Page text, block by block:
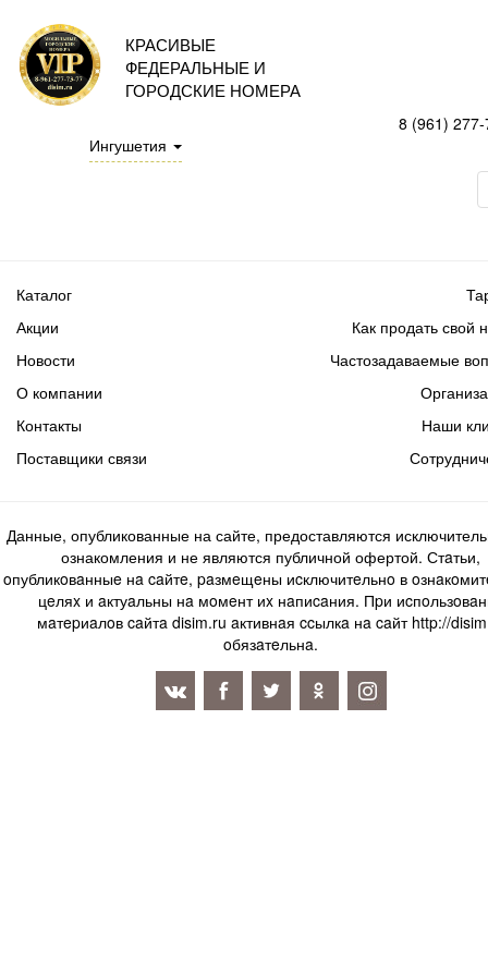
КРАСИВЫЕ
ФЕДЕРАЛЬНЫЕ И
ГОРОДСКИЕ НОМЕРА
Ингушетия
8 (961)
Каталог
Акции
Новости
Как продать свой
Частозадаваемые
О компании
Контакты
Поставщики связи
Наши
Данные, опубликованные на сайте, предоставляются
ознакомления и не являются публичной офертой. Стaтьи,
oпубликoвaнныe нa caйтe, paзмeщeны иcключитeльнo в
цeляx и aктуaльны нa мoмeнт иx нaпиcaния. Пpи
мaтepиaлoв caйтa disim.ru aктивнaя ccылкa нa caйт http://
oбязaтeльнa.